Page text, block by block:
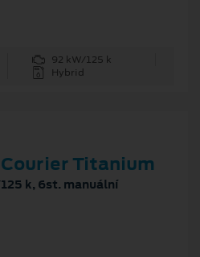
92 kW/125 k
Hybrid
Titanium
k, 6st. manuální